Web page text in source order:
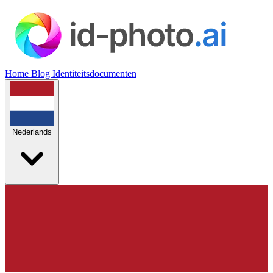
Home Blog Identiteitsdocumenten
Nederlands